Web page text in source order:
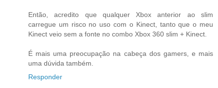
Então, acredito que qualquer Xbox anterior ao slim
carregue um risco no uso com o Kinect, tanto que o meu
Kinect veio sem a fonte no combo Xbox 360 slim + Kinect.
É mais uma preocupação na cabeça dos gamers, e mais
uma dúvida também.
Responder